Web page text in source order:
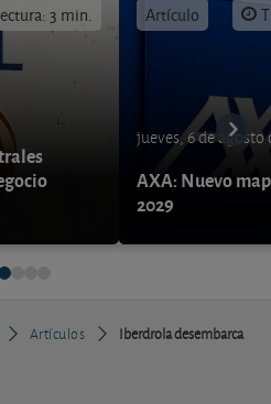
3 min. Artículo
jueves, 6 de agosto
AXA: Nuevo
2029
Artículos
Iberdrola desembarca